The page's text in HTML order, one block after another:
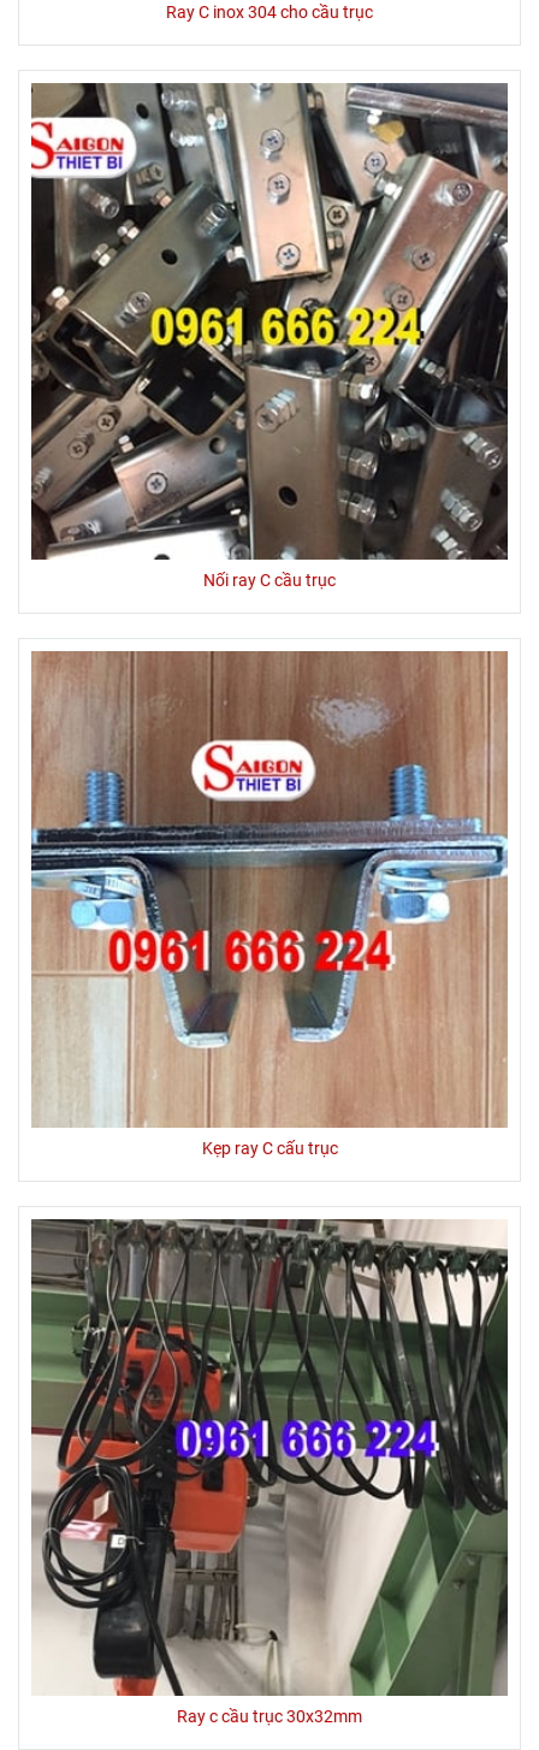
Ray C inox 304 cho cầu trục
Nối ray C cầu trục
Kẹp ray C cấu trục
Ray c cầu trục 30x32mm